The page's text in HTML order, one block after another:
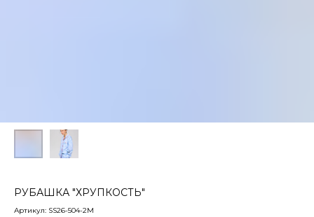
РУБАШКА "ХРУПКОСТЬ"
Артикул: SS26-504-2M